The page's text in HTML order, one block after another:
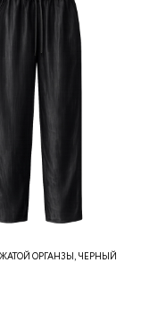
ОРГАНЗЫ, ЧЕРНЫЙ